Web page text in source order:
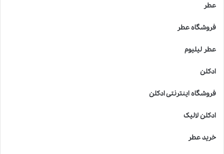
عطر
فروشگاه عطر
عطر لیلیوم
ادکلن
فروشگاه اینترنتی ادکلن
ادکلن لالیک
خرید عطر